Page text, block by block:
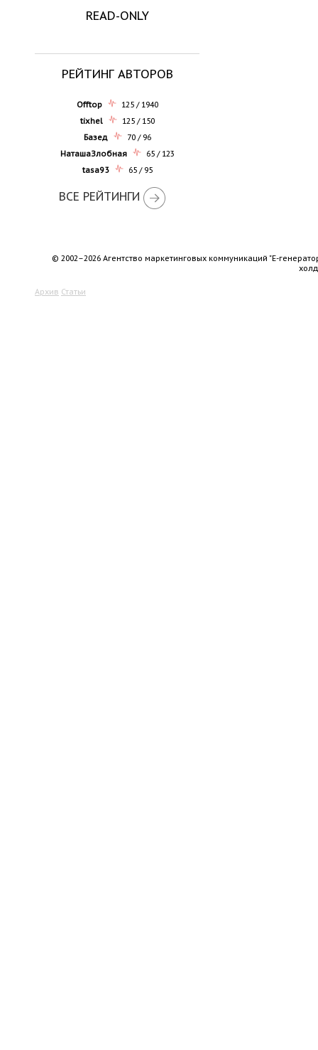
READ-ONLY
РЕЙТИНГ АВТОРОВ
Offtop
125 / 1940
tixhel
125 / 150
Базед
70 / 96
НаташаЗлобная
65 / 123
tasa93
65 / 95
ВСЕ РЕЙТИНГИ
© 2002–2026 Агентство маркетинговых коммуникаций "Е-
Архив Статьи